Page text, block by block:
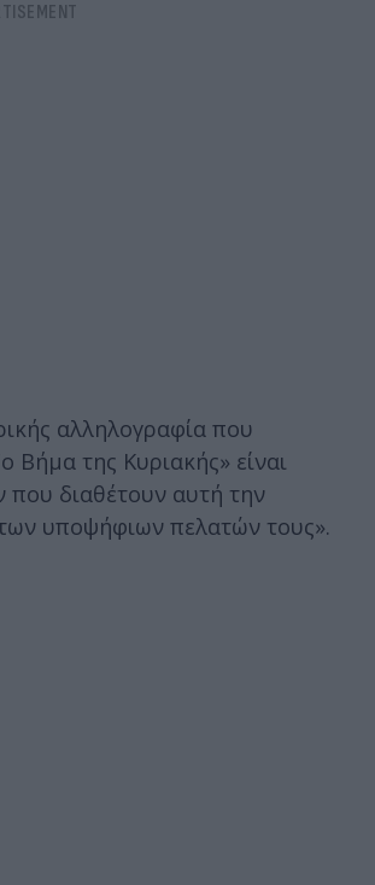
αλληλογραφία που
Βήμα της Κυριακής» είναι
που διαθέτουν αυτή την
υποψήφιων πελατών τους».